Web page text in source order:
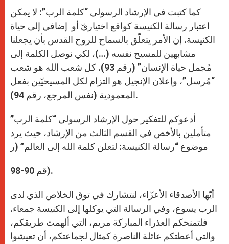
كما كتبت في الإرشاد الرسولي “كلمة الرب”: لا يمكن
اعتبار رسالة الكنيسة كواقع اختياريّ أو إضافي إلى حياة
الكنيسة. إن الأمر يتعلّق بالسماح للروح القدس بأن يجعلنا
مشابهين للمسيح نفسه (…)، لكي نوصل الكلمة إلى
مُجمل حياة الإنسان” (رقم 93). كل شعب الله هو شعب
“مُرسل”، وإعلان الإنجيل هو التزام لكل المسيحيّين بفعل
المعمودية (نفس المرجع، رقم 94).
أدعوكم للتفكير حول الإرشاد الرسولي “كلمة الرب”
متأملين بالأخص في القسم الثالث من الإرشاد، حيث يرد
موضوع “رسالة الكنيسة: لتعلن كلمة الله إلى العالم” (ر
قم 90-98).
أيّها الأصدقاء الأعزّاء، لنتشارك في توق الخلاص الذي لدى
الرب يسوع، وفي الرسالة التي يوكلها إلى الكنيسة جمعاء.
فلتمنحكم العذراء المباركة مريم، التي ألهمت طريقكم،
والتي أعطتكم عائلة الناصرة كمثال لجماعتكم، أن تعيشوا